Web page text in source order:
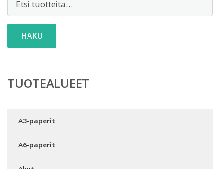
HAKU
TUOTEALUEET
A3-paperit
A6-paperit